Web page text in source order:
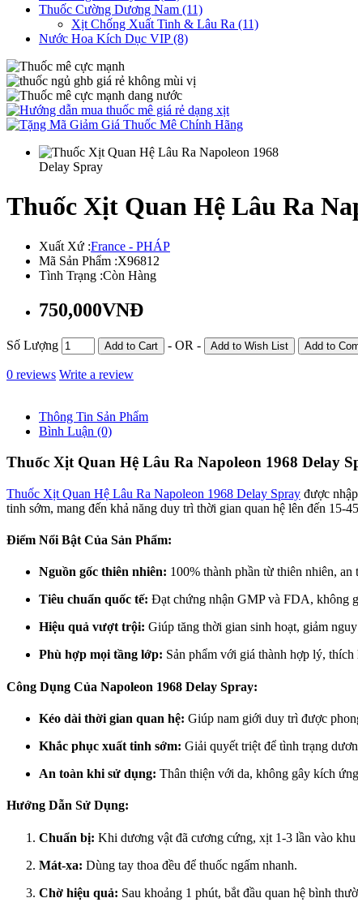
Thuốc Cường Dương Nam (11)
Xịt Chống Xuất Tinh & Lâu Ra (11)
Nước Hoa Kích Dục VIP (8)
Thuốc Xịt Quan Hệ Lâu Ra
Xuất Xứ :France - PHÁP
Mã Sản Phẩm :X96812
Tình Trạng :Còn Hàng
750,000VNĐ
Số Lượng Add to Cart - OR - Add to Wish List Add to
0 reviews Write a review
Thông Tin Sản Phẩm
Bình Luận (0)
Thuốc Xịt Quan Hệ Lâu Ra Napoleon 1968 Delay
Thuốc Xịt Quan Hệ Lâu Ra Napoleon 1968 Delay Spray được
tinh sớm, mang đến khả năng duy trì thời gian quan hệ lên đến 15-
Điểm Nổi Bật Của Sản Phẩm:
Nguồn gốc thiên nhiên: 100% thành phần từ thiên nhiên, an
Tiêu chuẩn quốc tế: Đạt chứng nhận GMP và FDA, không
Hiệu quả vượt trội: Giúp tăng thời gian sinh hoạt, giảm
Phù hợp mọi tầng lớp: Sản phẩm với giá thành hợp lý,
Công Dụng Của Napoleon 1968 Delay Spray:
Kéo dài thời gian quan hệ: Giúp nam giới duy trì được
Khắc phục xuất tinh sớm: Giải quyết triệt để tình trạng
An toàn khi sử dụng: Thân thiện với da, không gây kích
Hướng Dẫn Sử Dụng:
Chuẩn bị: Khi dương vật đã cương cứng, xịt 1-3 lần vào
Mát-xa: Dùng tay thoa đều để thuốc ngấm nhanh.
Chờ hiệu quả: Sau khoảng 1 phút, bắt đầu quan hệ bình